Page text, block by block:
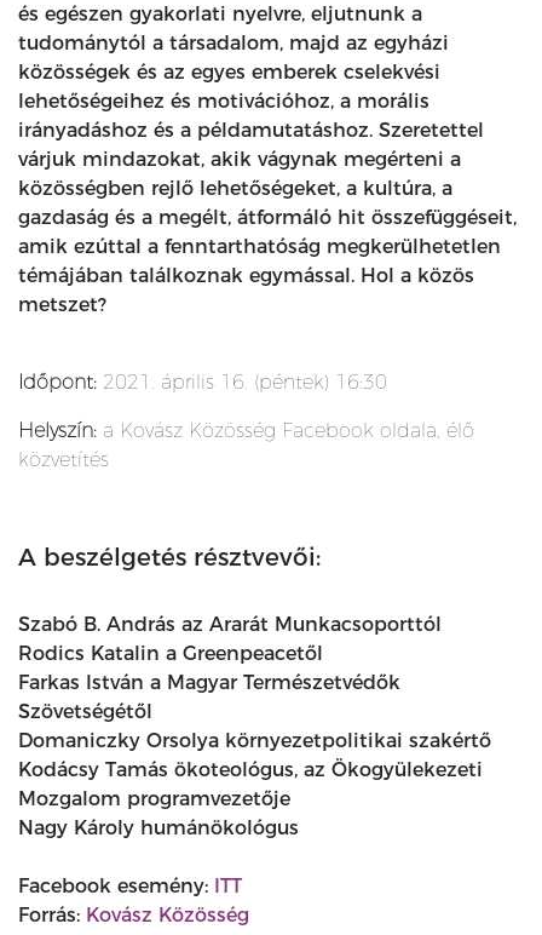
és egészen gyakorlati nyelvre, eljutnunk a
tudománytól a társadalom, majd az egyházi
közösségek és az egyes emberek cselekvési
lehetőségeihez és motivációhoz, a morális
irányadáshoz és a példamutatáshoz. Szeretettel
várjuk mindazokat, akik vágynak megérteni a
közösségben rejlő lehetőségeket, a kultúra, a
gazdaság és a megélt, átformáló hit összefüggéseit,
amik ezúttal a fenntarthatóság megkerülhetetlen
témájában találkoznak egymással. Hol a közös
metszet?
Időpont: 2021. április 16. (péntek) 16:30
Helyszín: a Kovász Közösség Facebook oldala, élő
közvetítés
A beszélgetés résztvevői:
Szabó B. András az Ararát Munkacsoporttól
Rodics Katalin a Greenpeacetől
Farkas István a Magyar Természetvédők
Szövetségétől
Domaniczky Orsolya környezetpolitikai szakértő
Kodácsy Tamás ökoteológus, az Ökogyülekezeti
Mozgalom programvezetője
Nagy Károly humánökológus
Facebook esemény: ITT
Forrás: Kovász Közösség